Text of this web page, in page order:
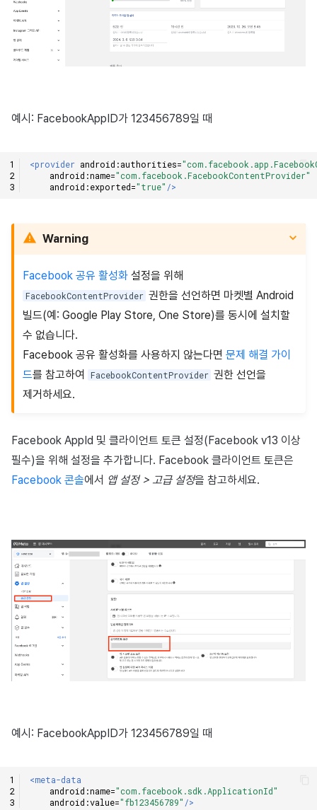
예시: FacebookAppID가 123456789일 때
<provider android:authorities=
android:name="com.facebook.FacebookContentProvider"
android:exported="true" />
Warning
Facebook 공유 활성화 설정을 위해
FacebookContentProvider 권한을 선언하면 마켓별 Android
빌드(예: Google Play Store, One Store)를 동시에 설치할
수 없습니다.
Facebook 공유 활성화를 사용하지 않는다면 문제 해결 가이
드를 참고하여 FacebookContentProvider 권한 선언을
제거하세요.
Facebook AppId 및 클라이언트 토큰 설정(Facebook v13 이상
필수)을 위해 설정을 추가합니다. Facebook 클라이언트 토큰은
Facebook 콘솔에서 앱 설정 > 고급 설정을 참고하세요.
예시: FacebookAppID가 123456789일 때
<meta-data
android:name="com.facebook.sdk.ApplicationId"
android:value="fb123456789" />